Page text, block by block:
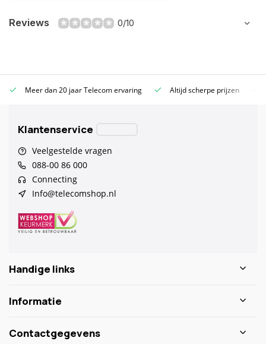
Reviews 0/10
Meer dan 20 jaar Telecom ervaring Altijd scherpe prijzen
Klantenservice
Veelgestelde vragen
088-00 86 000
Connecting
Info@telecomshop.nl
Handige links
Informatie
Contactgegevens